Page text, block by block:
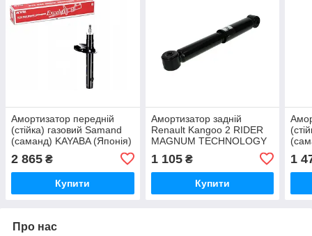
Амортизатор передній
(стійка) газовий Samand
(саманд) KAYABA (Японія)
2 865 ₴
Купити
Амортизатор задній
Renault Kangoo 2 RIDER
MAGNUM TECHNOLOGY
1 105₴
Купити
1
Про нас